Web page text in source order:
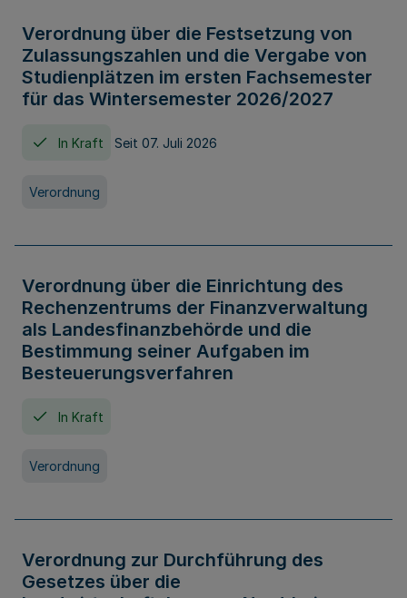
Verordnung über die Festsetzung von
Zulassungszahlen und die Vergabe von
Studienplätzen im ersten Fachsemester
für das Wintersemester 2026/2027
In Kraft Seit 07. Juli 2026
Verordnung
Verordnung über die Einrichtung des
Rechenzentrums der Finanzverwaltung
als Landesfinanzbehörde und die
Bestimmung seiner Aufgaben im
Besteuerungsverfahren
In Kraft
Verordnung
Verordnung zur Durchführung des
Gesetzes über die